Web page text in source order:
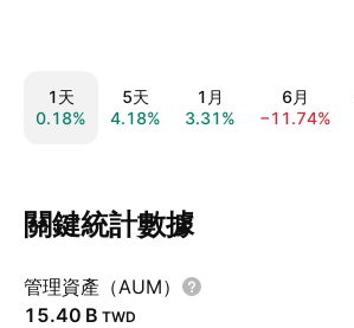
1天
0.18%
5天
4.18%
1月
3.31%
6月
−11.74%
關鍵統計數據
管理資產（AUM）
‪15.40 B‬ TWD